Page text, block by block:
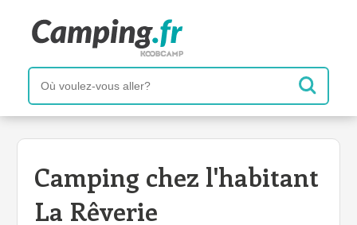
Camping chez l'habitant
La Rêverie
+
−